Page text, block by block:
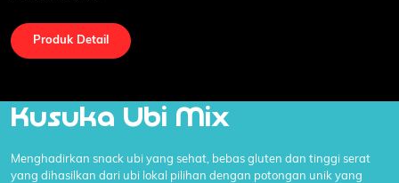
Produk Detail
Kusuka Ubi Mix
Menghadirkan snack ubi yang sehat, bebas gluten dan tinggi serat
yang dihasilkan dari ubi lokal pilihan dengan potongan unik yang